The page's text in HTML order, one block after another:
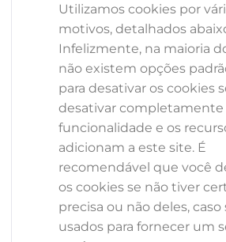
Utilizamos cookies por
motivos, detalhados
Infelizmente, na maioria
não existem opções
para desativar os cookies
desativar completamente
funcionalidade e os
adicionam a este site. É
recomendável que você
os cookies se não tiver
precisa ou não deles, caso
usados ​​para fornecer um